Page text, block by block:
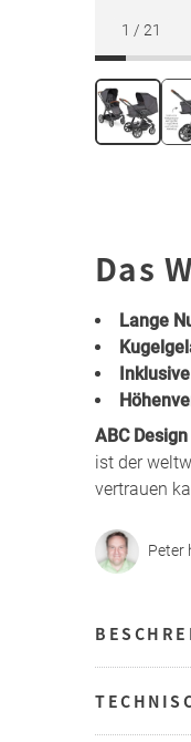
1 / 21
Das
Lange
ABC Design
ist der
vertrauen
Peter